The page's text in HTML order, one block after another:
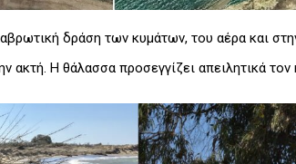
δράση των κυμάτων, του αέρα και
ακτή. Η θάλασσα προσεγγίζει απειλητικά